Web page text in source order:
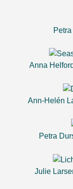
Anna Helford
Ann-Helén
Petra
Julie